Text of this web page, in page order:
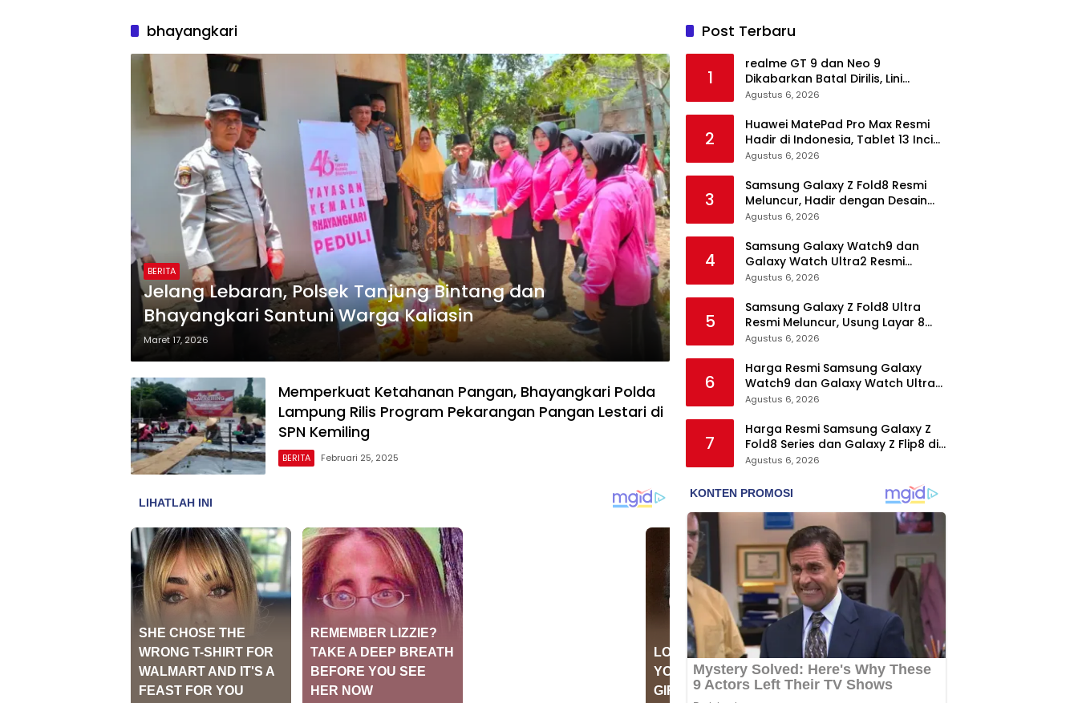
bhayangkari
BERITA
Jelang Lebaran, Polsek Tanjung Bintang dan
Bhayangkari Santuni Warga Kaliasin
Maret 17, 2026
Memperkuat Ketahanan Pangan, Bhayangkari Polda
Lampung Rilis Program Pekarangan Pangan Lestari di
SPN Kemiling
BERITA Februari 25, 2025
Post Terbaru
1
realme GT 9 dan Neo 9
Dikabarkan Batal Dirilis, Lini
Flagship realme Terancam
Agustus 6, 2026
2
Huawei MatePad Pro Max Resmi
Hadir di Indonesia, Tablet 13 Inci
Tertipis dan Teringan
Agustus 6, 2026
3
Samsung Galaxy Z Fold8 Resmi
Meluncur, Hadir dengan Desain
Lebih Pendek dan Lebar
Agustus 6, 2026
4
Samsung Galaxy Watch9 dan
Galaxy Watch Ultra2 Resmi
Meluncur, Bawa AI, Snapdragon
Baru
Agustus 6, 2026
5
Samsung Galaxy Z Fold8 Ultra
Resmi Meluncur, Usung Layar 8
Inci, Kamera 200MP dan
Agustus 6, 2026
6
Harga Resmi Samsung Galaxy
Watch9 dan Galaxy Watch Ultra2
di Indonesia, Mulai Rp5,9 Jutaan
Agustus 6, 2026
7
Harga Resmi Samsung Galaxy Z
Fold8 Series dan Galaxy Z Flip8 di
Indonesia, Mulai Rp19 Jutaan
Agustus 6, 2026